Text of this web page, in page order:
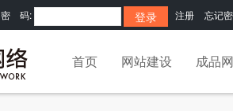
密 码: 注册 忘记
首页 网站建设 成品